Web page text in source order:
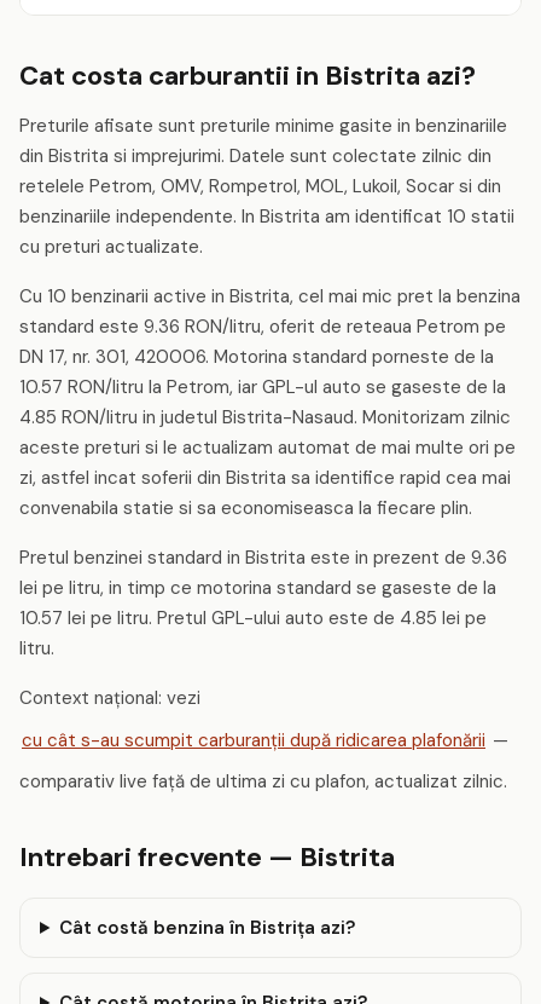
Cat costa carburantii in Bistrita azi?
Preturile afisate sunt preturile minime gasite in benzinariile
din Bistrita si imprejurimi. Datele sunt colectate zilnic din
retelele Petrom, OMV, Rompetrol, MOL, Lukoil, Socar si din
benzinariile independente. In Bistrita am identificat 10 statii
cu preturi actualizate.
Cu 10 benzinarii active in Bistrita, cel mai mic pret la benzina
standard este 9.36 RON/litru, oferit de reteaua Petrom pe
DN 17, nr. 301, 420006. Motorina standard porneste de la
10.57 RON/litru la Petrom, iar GPL-ul auto se gaseste de la
4.85 RON/litru in judetul Bistrita-Nasaud. Monitorizam zilnic
aceste preturi si le actualizam automat de mai multe ori pe
zi, astfel incat soferii din Bistrita sa identifice rapid cea mai
convenabila statie si sa economiseasca la fiecare plin.
Pretul benzinei standard in Bistrita este in prezent de 9.36
lei pe litru, in timp ce motorina standard se gaseste de la
10.57 lei pe litru. Pretul GPL-ului auto este de 4.85 lei pe
litru.
Context național: vezi
cu cât s-au scumpit carburanții după ridicarea plafonării —
comparativ live față de ultima zi cu plafon, actualizat zilnic.
Intrebari frecvente — Bistrita
Cât costă benzina în Bistriţa azi?